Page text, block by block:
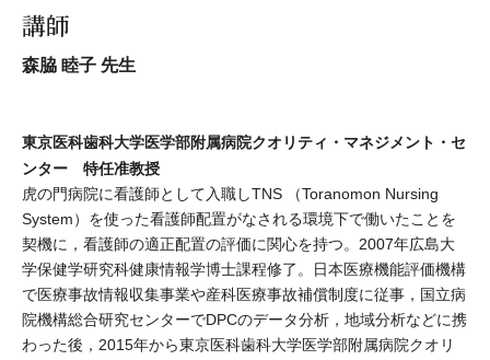
講師
森脇 睦子 先生
東京医科歯科大学医学部附属病院クオリティ・マネジメント・セ
ンター 特任准教授
虎の門病院に看護師として入職しTNS （Toranomon Nursing
System）を使った看護師配置がなされる環境下で働いたことを
契機に，看護師の適正配置の評価に関心を持つ。2007年広島大
学保健学研究科健康情報学博士課程修了。日本医療機能評価機構
で医療事故情報収集事業や産科医療事故補償制度に従事，国立病
院機構総合研究センターでDPCのデータ分析，地域分析などに携
わった後，2015年から東京医科歯科大学医学部附属病院クオリ